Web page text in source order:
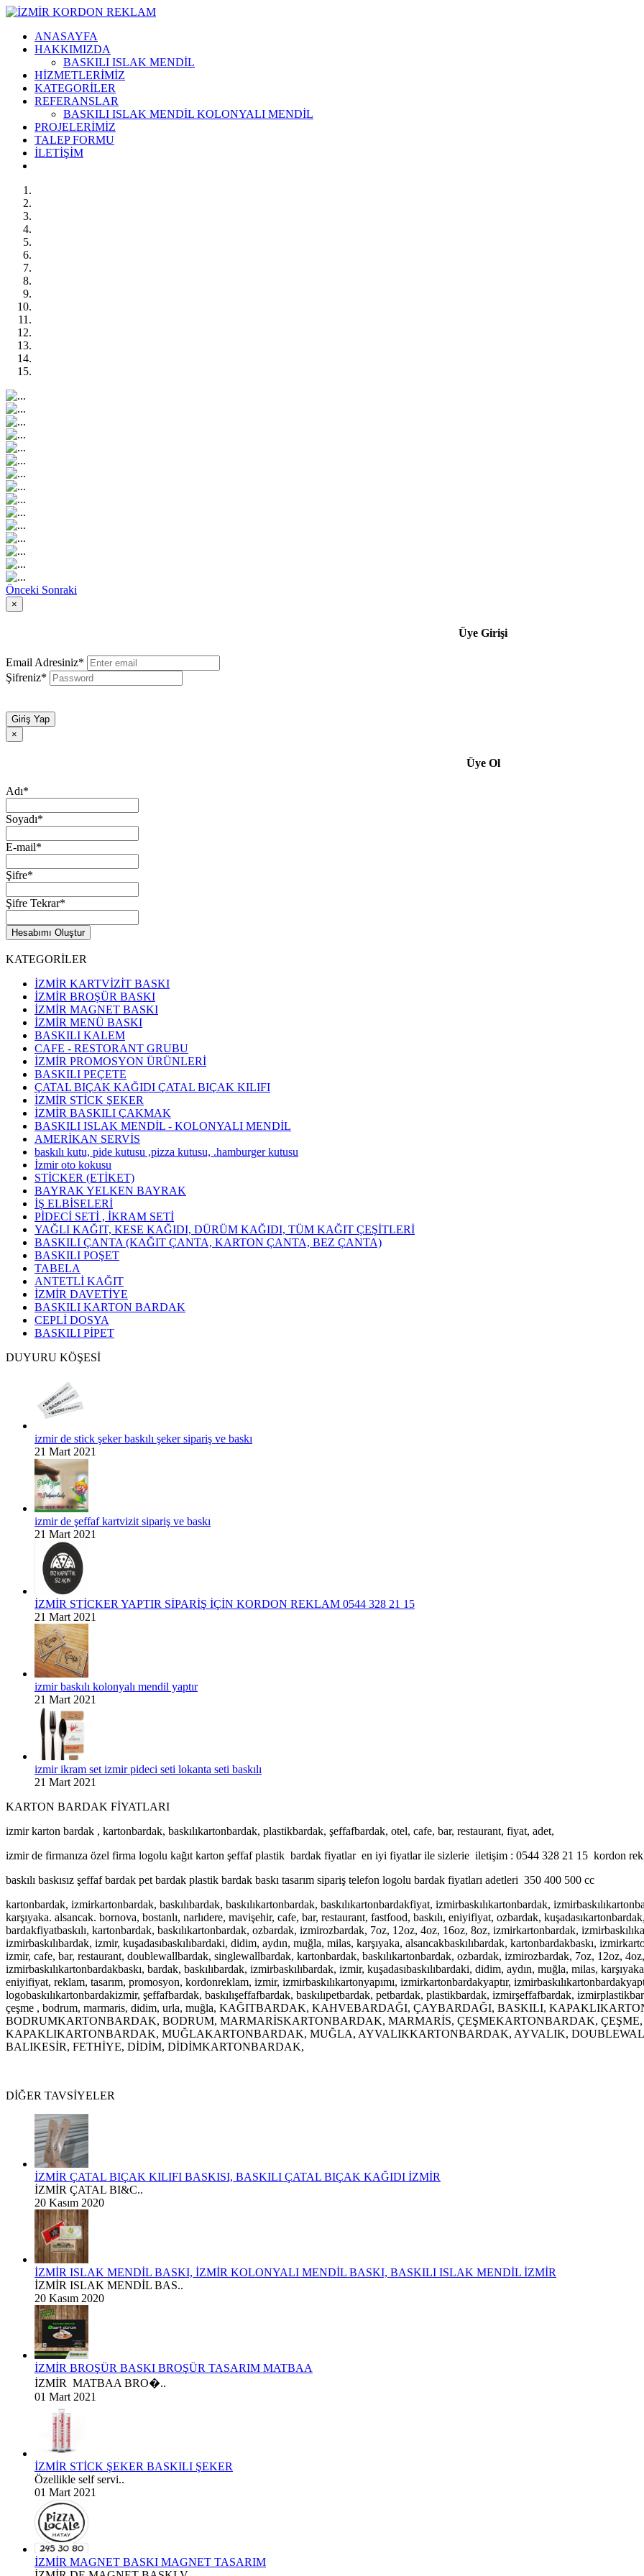
ANASAYFA
HAKKIMIZDA
BASKILI ISLAK MENDİL
HİZMETLERİMİZ
KATEGORİLER
REFERANSLAR
BASKILI ISLAK MENDİL KOLONYALI MENDİL
PROJELERİMİZ
TALEP FORMU
İLETİŞİM
Önceki Sonraki
×
Üye Girişi
Email Adresiniz*
Şifreniz*
Giriş Yap
×
Üye Ol
Adı*
Soyadı*
E-mail*
Şifre*
Şifre Tekrar*
Hesabımı Oluştur
KATEGORİLER
İZMİR KARTVİZİT BASKI
İZMİR BROŞÜR BASKI
İZMİR MAGNET BASKI
İZMİR MENÜ BASKI
BASKILI KALEM
CAFE - RESTORANT GRUBU
İZMİR PROMOSYON ÜRÜNLERİ
BASKILI PEÇETE
ÇATAL BIÇAK KAĞIDI ÇATAL BIÇAK KILIFI
İZMİR STİCK ŞEKER
İZMİR BASKILI ÇAKMAK
BASKILI ISLAK MENDİL - KOLONYALI MENDİL
AMERİKAN SERVİS
baskılı kutu, pide kutusu ,pizza kutusu, .hamburger kutusu
İzmir oto kokusu
STİCKER (ETİKET)
BAYRAK YELKEN BAYRAK
İŞ ELBİSELERİ
PİDECİ SETİ , İKRAM SETİ
YAĞLI KAĞIT, KESE KAĞIDI, DÜRÜM KAĞIDI, TÜM KAĞIT ÇEŞİTLERİ
BASKILI ÇANTA (KAĞIT ÇANTA, KARTON ÇANTA, BEZ ÇANTA)
BASKILI POŞET
TABELA
ANTETLİ KAĞIT
İZMİR DAVETİYE
BASKILI KARTON BARDAK
CEPLİ DOSYA
BASKILI PİPET
DUYURU KÖŞESİ
izmir de stick şeker baskılı şeker sipariş ve baskı
21 Mart 2021
izmir de şeffaf kartvizit sipariş ve baskı
21 Mart 2021
İZMİR STİCKER YAPTIR SİPARİŞ İÇİN KORDON REKLAM 0544 328 21 15
21 Mart 2021
izmir baskılı kolonyalı mendil yaptır
21 Mart 2021
izmir ikram set izmir pideci seti lokanta seti baskılı
21 Mart 2021
KARTON BARDAK FİYATLARI
izmir karton bardak , kartonbardak, baskılıkartonbardak, plastikbardak, şeffafbardak, otel, cafe, bar, restaurant, fiyat, adet,
izmir de firmanıza özel firma logolu kağıt karton şeffaf plastik bardak fiyatlar en iyi fiyatlar ile sizlerie iletişim : 0544 328 21 15 kordon
baskılı baskısız şeffaf bardak pet bardak plastik bardak baskı tasarım sipariş telefon logolu bardak fiyatları adetleri 350 400 500 cc
kartonbardak, izmirkartonbardak, baskılıbardak, baskılıkartonbardak, baskılıkartonbardakfiyat, izmirbaskılıkartonbardak,
karşıyaka. alsancak. bornova, bostanlı, narlıdere, mavişehir, cafe, bar, restaurant, fastfood, baskılı, eniyifiyat, ozbardak,
bardakfiyatbaskılı, kartonbardak, baskılıkartonbardak, ozbardak, izmirozbardak, 7oz, 12oz, 4oz, 16oz, 8oz, izmirkartonbardak,
izmirbaskılıbardak, izmir, kuşadasıbaskılıbardaki, didim, aydın, muğla, milas, karşıyaka, alsancakbaskılıbardak, kartonbardakbaskı,
izmir, cafe, bar, restaurant, doublewallbardak, singlewallbardak, kartonbardak, baskılıkartonbardak, ozbardak, izmirozbardak, 7oz, 12oz,
izmirbaskılıkartonbardakbaskı, bardak, baskılıbardak, izmirbaskılıbardak, izmir, kuşadasıbaskılıbardaki, didim, aydın, muğla, milas,
eniyifiyat, reklam, tasarım, promosyon, kordonreklam, izmir, izmirbaskılıkartonyapımı, izmirkartonbardakyaptır,
logobaskılıkartonbardakizmir, şeffafbardak, baskılışeffafbardak, baskılıpetbardak, petbardak, plastikbardak, izmirşeffafbardak,
çeşme , bodrum, marmaris, didim, urla, muğla, KAĞITBARDAK, KAHVEBARDAĞI, ÇAYBARDAĞI, BASKILI,
BODRUMKARTONBARDAK, BODRUM, MARMARİSKARTONBARDAK, MARMARİS, ÇEŞMEKARTONBARDAK,
KAPAKLIKARTONBARDAK, MUĞLAKARTONBARDAK, MUĞLA, AYVALIKKARTONBARDAK, AYVALIK,
BALIKESİR, FETHİYE, DİDİM, DİDİMKARTONBARDAK,
DİĞER TAVSİYELER
İZMİR ÇATAL BIÇAK KILIFI BASKISI, BASKILI ÇATAL BIÇAK KAĞIDI İZMİR
İZMİR ÇATAL BI&C..
20 Kasım 2020
İZMİR ISLAK MENDİL BASKI, İZMİR KOLONYALI MENDİL BASKI, BASKILI ISLAK MENDİL İZMİR
İZMİR ISLAK MENDİL BAS..
20 Kasım 2020
İZMİR BROŞÜR BASKI BROŞÜR TASARIM MATBAA
İZMİR MATBAA BRO�..
01 Mart 2021
İZMİR STİCK ŞEKER BASKILI ŞEKER
Özellikle self servi..
01 Mart 2021
İZMİR MAGNET BASKI MAGNET TASARIM